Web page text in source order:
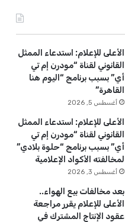
ت
ق
ر
ا
م
الأعلى للإعلام: استدعاء الممثل
القانوني لقناة “مودرن إم تي
أي” بسبب برنامج “اليوم هنا
القاهرة”
أغسطس 5, 2026
الأعلى للإعلام: استدعاء الممثل
القانوني لقناة “مودرن إم تي
أي” بسبب برنامج “حلوة بلادي”
لمخالفته الأكواد الإعلامية
أغسطس 3, 2026
بعد مخالفات بيع الهواء..
الأعلى للإعلام يقرر مراجعة
عقود الإنتاج المشترك في